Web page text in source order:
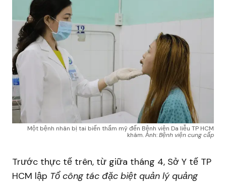
Một bệnh nhân bị tai biến thẩm mỹ đến Bệnh viện Da liễu TP HCM
khám. Ảnh:Bệnh viện cung cấp
Trước thực tế trên, từ giữa tháng 4, Sở Y tế TP
HCM lập Tổ công tác đặc biệt quản lý quảng